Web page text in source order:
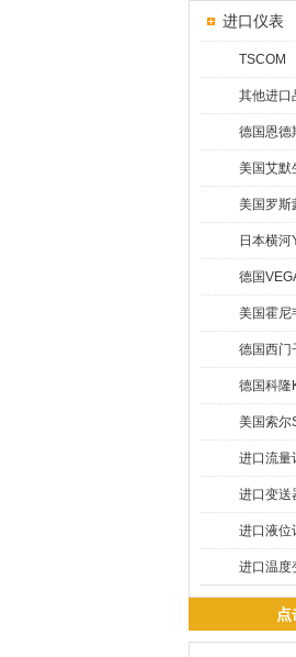
进口仪表
TSCOM
其他进口
德国恩德
美国艾默
美国罗斯
日本横河
德国
美国霍尼
德国西门
德国科隆
美国索尔
进口流量
进口变送
进口液位
进口温度